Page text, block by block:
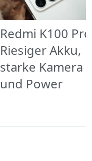
Redmi K100
Riesiger Akku,
starke Kamera
und Power